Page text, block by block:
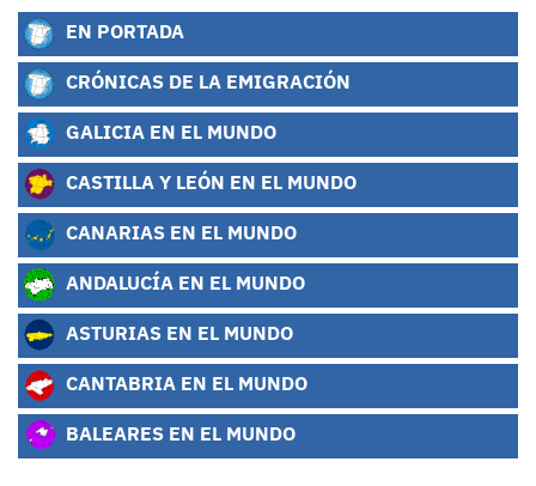
EN PORTADA
CRÓNICAS DE LA EMIGRACIÓN
GALICIA EN EL MUNDO
CASTILLA Y LEÓN EN EL MUNDO
CANARIAS EN EL MUNDO
ANDALUCÍA EN EL MUNDO
ASTURIAS EN EL MUNDO
CANTABRIA EN EL MUNDO
BALEARES EN EL MUNDO